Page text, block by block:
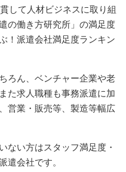
して人材ビジネスに取り組
の働き方研究所」の満足度
！派遣会社満足度ランキン
ろん、ベンチャー企業や老
た求人職種も事務派遣に加
営業・販売等、製造等幅広
ない方はスタッフ満足度・
遣会社です。